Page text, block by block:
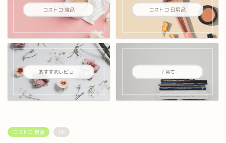
コストコ 食品 コストコ 日用品
おすすめレビュー 子育て
コストコ 食品 PR